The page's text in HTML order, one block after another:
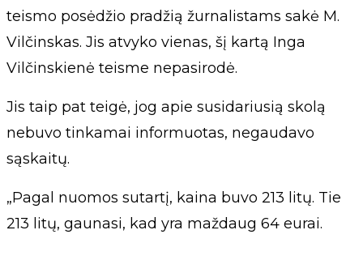
teismo posėdžio pradžią žurnalistams sakė M.
Vilčinskas. Jis atvyko vienas, šį kartą Inga
Vilčinskienė teisme nepasirodė.
Jis taip pat teigė, jog apie susidariusią skolą
nebuvo tinkamai informuotas, negaudavo
sąskaitų.
„Pagal nuomos sutartį, kaina buvo 213 litų. Tie
213 litų, gaunasi, kad yra maždaug 64 eurai.